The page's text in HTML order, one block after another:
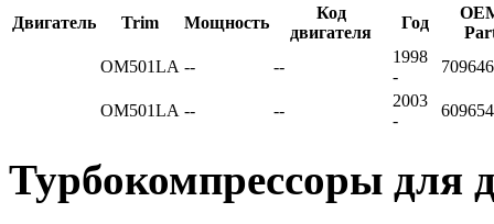
Двигатель Trim Мощность
Код
двигателя
Год
OM501LA -- --
1998
-
OM501LA -- --
2003
-
Турбокомпрессоры для